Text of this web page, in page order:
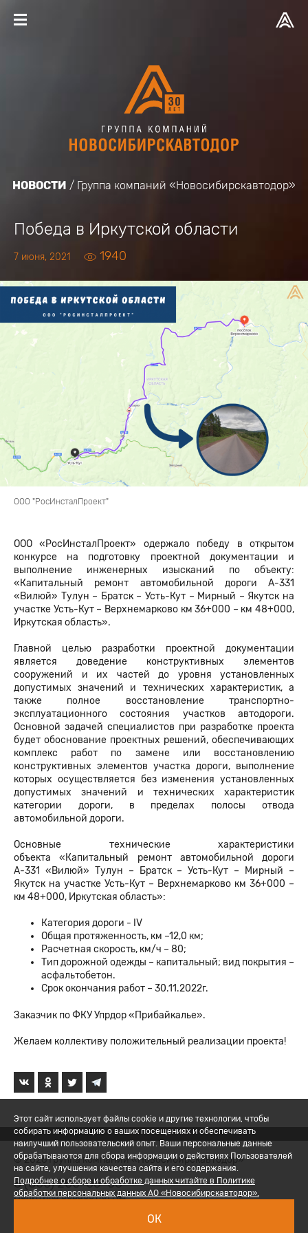
НОВОСТИ Группа компаний «Новосибирскавтодор»
Победа в Иркутской области
7 июня, 2021 1940
ООО "РосИнсталПроект"
ООО «РосИнсталПроект» одержало победу в открытом
конкурсе на подготовку проектной документации и
выполнение инженерных изысканий по объекту:
«Капитальный ремонт автомобильной дороги А-331
«Вилюй» Тулун – Братск – Усть-Кут – Мирный – Якутск на
участке Усть-Кут – Верхнемарково км 36+000 – км 48+000,
Иркутская область».
Главной целью разработки проектной документации
является доведение конструктивных элементов
сооружений и их частей до уровня установленных
допустимых значений и технических характеристик, а
также полное восстановление транспортно-
эксплуатационного состояния участков автодороги.
Основной задачей специалистов при разработке проекта
будет обоснование проектных решений, обеспечивающих
комплекс работ по замене или восстановлению
конструктивных элементов участка дороги, выполнение
которых осуществляется без изменения установленных
допустимых значений и технических характеристик
категории дороги, в пределах полосы отвода
автомобильной дороги.
Основные технические характеристики
объекта «Капитальный ремонт автомобильной дороги
А-331 «Вилюй» Тулун – Братск – Усть-Кут – Мирный –
Якутск на участке Усть-Кут – Верхнемарково км 36+000 –
км 48+000, Иркутская область»:
Категория дороги - IV
Общая протяженность, км –12,0 км;
Расчетная скорость, км/ч – 80;
Тип дорожной одежды – капитальный; вид покрытия –
асфальтобетон.
Срок окончания работ – 30.11.2022г.
Заказчик по ФКУ Упрдор «Прибайкалье».
Желаем коллективу положительный реализации проекта!
© 2026 Группа компаний «Новосибирскавтодор»
8 (800) 200-05-06
Политика обработки ПД
Этот сайт использует файлы cookie и другие технологии, чтобы
собирать информацию о ваших посещениях и обеспечивать
наилучший пользовательский опыт. Ваши персональные данные
обрабатываются для сбора информации о действиях Пользователей
на сайте, улучшения качества сайта и его содержания.
Подробнее о сборе и обработке данных читайте в Политике
обработки персональных данных АО «Новосибирскавтодор».
ОК